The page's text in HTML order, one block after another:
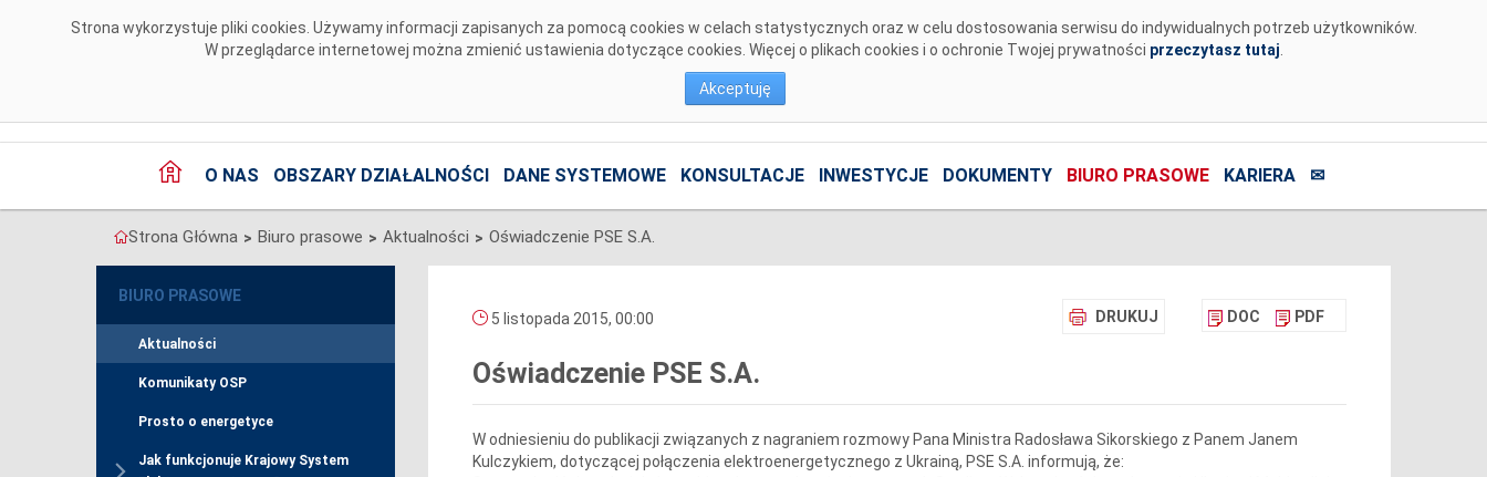
Strona wykorzystuje pliki cookies. Używamy informacji zapisanych za pomocą cookies w celach statystycznych oraz w celu dostosowania serwisu do indywidualnych potrzeb użytkowników.
W przeglądarce internetowej można zmienić ustawienia dotyczące cookies. Więcej o plikach cookies i o ochronie Twojej prywatności przeczytasz tutaj
Akceptuję
O NAS OBSZARY DZIAŁALNOŚCI DANE SYSTEMOWE KONSULTACJE INWESTYCJE DOKUMENTY BIURO PRASOWE KARIERA ✉
Strona Główna > Biuro prasowe > Aktualności > Oświadczenie PSE S.A.
BIURO PRASOWE
Aktualności
Komunikaty OSP
Prosto o energetyce
Jak funkcjonuje Krajowy System
DRUKUJ DOC PDF
5 listopada 2015, 00:00
Oświadczenie PSE S.A.
W odniesieniu do publikacji związanych z nagraniem rozmowy Pana Ministra Radosława Sikorskiego z Panem Janem
Kulczykiem, dotyczącej połączenia elektroenergetycznego z Ukrainą, PSE S.A. informują, że: